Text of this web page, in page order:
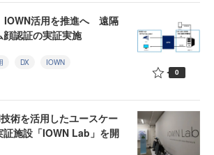
IOWN活用を推進へ 遠隔
認証の実証実施
DX IOWN
0
術を活用したユースケー
証施設「IOWN Lab」を開